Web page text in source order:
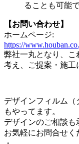
ることも可能で
【お問い合わせ】
ホームページ:
https://
弊社一丸となり、こ
考え、ご提案・施工
デザインフィルム（
もやってます。
デザインのご相談も
お気軽にお問合せく